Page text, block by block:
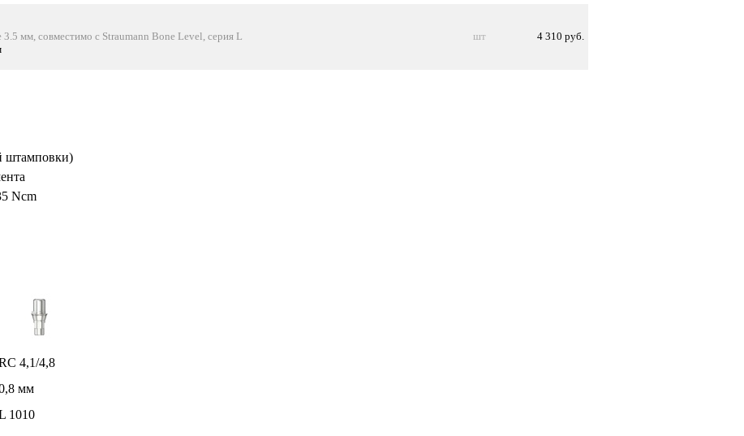
3.5 мм, совместимо с Straumann Bone Level, серия L
шт 4 310 руб.
штамповки)
Ncm
4,1/4,8
мм
1010